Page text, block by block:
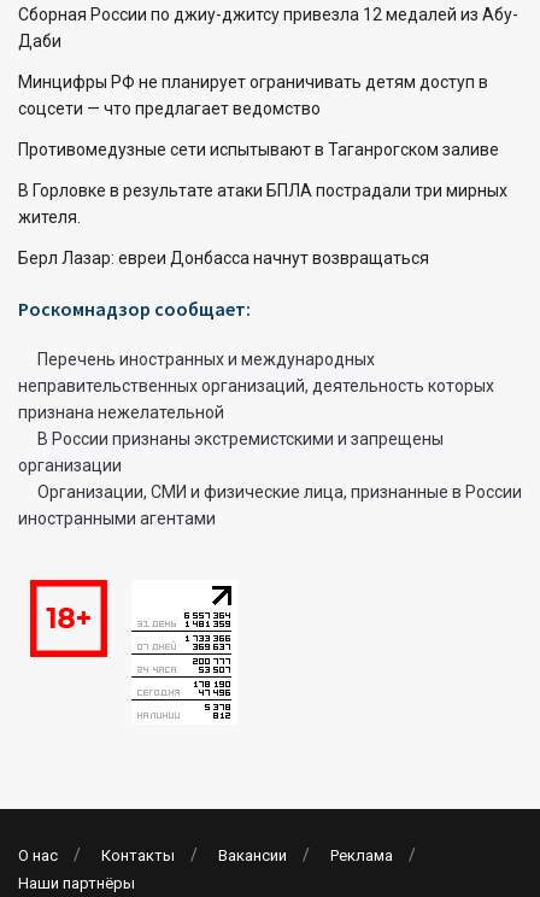
Сборная России по джиу-джитсу привезла 12 медалей из Абу-
Даби
Минцифры РФ не планирует ограничивать детям доступ в
соцсети — что предлагает ведомство
Противомедузные сети испытывают в Таганрогском заливе
В Горловке в результате атаки БПЛА пострадали три мирных
жителя.
Берл Лазар: евреи Донбасса начнут возвращаться
Роскомнадзор сообщает:
Перечень иностранных и международных
неправительственных организаций, деятельность которых
признана нежелательной
В России признаны экстремистскими и запрещены
организации
Организации, СМИ и физические лица, признанные в России
иностранными агентами
О нас Контакты Вакансии
Реклама
Наши партнёры